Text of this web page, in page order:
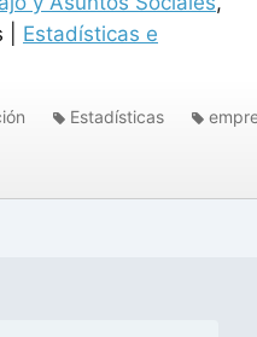
| Estadísticas e
Estadísticas